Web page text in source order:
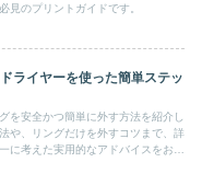
見のプリントガイドです。
ライヤーを使った簡単ステッ
を安全かつ簡単に外す方法を紹介し
や、リングだけを外すコツまで、詳
に考えた実用的なアドバイスをお届